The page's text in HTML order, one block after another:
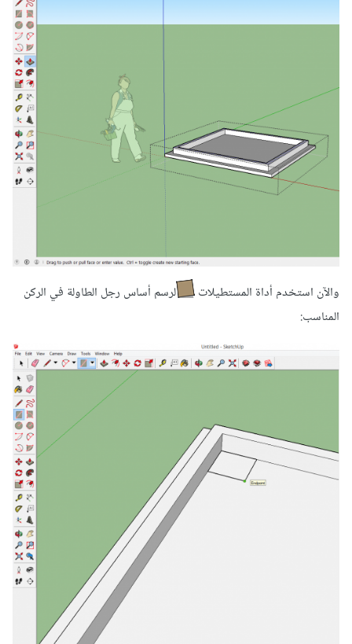
والآن استخدم أداة المستطيلات
لرسم أساس رجل الطاولة في الركن
المناسب: